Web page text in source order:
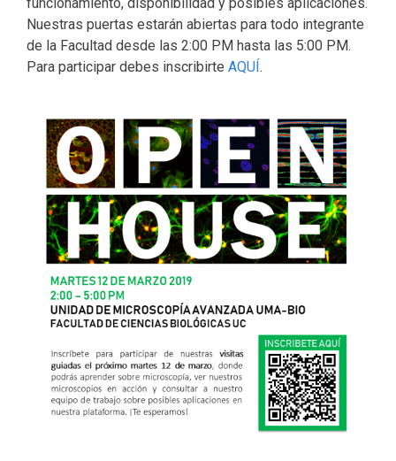
Nuestras puertas estarán abiertas para todo integrante
de la Facultad desde las 2:00 PM hasta las 5:00 PM.
Para participar debes inscribirte AQUÍ.